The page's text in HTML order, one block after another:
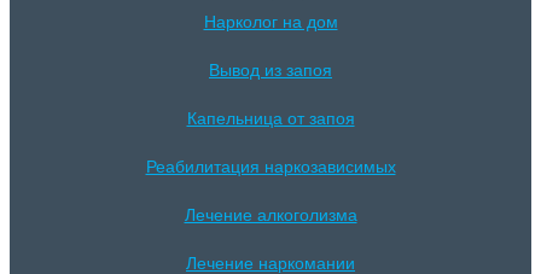
Нарколог на дом
Вывод из запоя
Капельница от запоя
Реабилитация наркозависимых
Лечение алкоголизма
Лечение наркомании